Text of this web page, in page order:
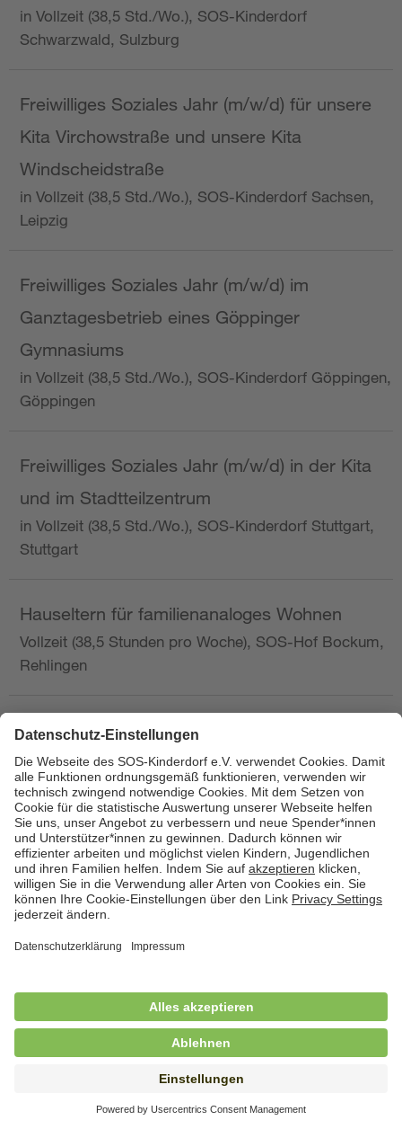
in Vollzeit (38,5 Std./Wo.), SOS-Kinderdorf
Schwarzwald, Sulzburg
Freiwilliges Soziales Jahr (m/w/d) für unsere
Kita Virchowstraße und unsere Kita
Windscheidstraße
in Vollzeit (38,5 Std./Wo.), SOS-Kinderdorf Sachsen,
Leipzig
Freiwilliges Soziales Jahr (m/w/d) im
Ganztagesbetrieb eines Göppinger
Gymnasiums
in Vollzeit (38,5 Std./Wo.), SOS-Kinderdorf Göppingen,
Göppingen
Freiwilliges Soziales Jahr (m/w/d) in der Kita
und im Stadtteilzentrum
in Vollzeit (38,5 Std./Wo.), SOS-Kinderdorf Stuttgart,
Stuttgart
Hauseltern für familienanaloges Wohnen
Vollzeit (38,5 Stunden pro Woche), SOS-Hof Bockum,
Rehlingen
Hauswirtschafterin / Köchin (m/w/d) als
Ausbilderin (m/w/d) im Bereich
Nahrungszubereitung
in Vollzeit (38,5 Std./Wo.), SOS-Kinderdorf
Saarbrücken, Saarbrücken
Hauswirtschaftskraft (m/w/d)
in Teilzeit (mind. 20 - max. 30 Std./.Wo.), SOS-
Hauswirtschaftskraft (m/w/d)
in unbefristeter Anstellung, Teilzeit (20 Std./Wo.), SOS-
Kinderdorf Dortmund, Hagen